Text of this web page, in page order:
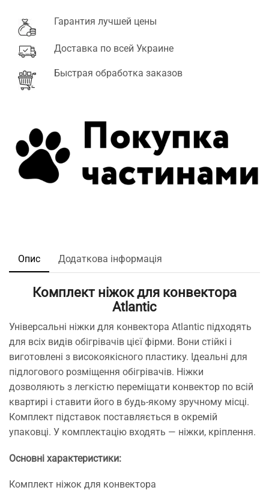
Гарантия лучшей цены
Доставка по всей Украине
Быстрая обработка заказов
Опис Додаткова інформація
Комплект ніжок для конвектора
Atlantic
Універсальні ніжки для конвектора Atlantic підходять
для всіх видів обігрівачів цієї фірми. Вони стійкі і
виготовлені з високоякісного пластику. Ідеальні для
підлогового розміщення обігрівачів. Ніжки
дозволяють з легкістю переміщати конвектор по всій
квартирі і ставити його в будь-якому зручному місці.
Комплект підставок поставляється в окремій
упаковці. У комплектацію входять — ніжки, кріплення.
Основні характеристики:
Комплект ніжок для конвектора